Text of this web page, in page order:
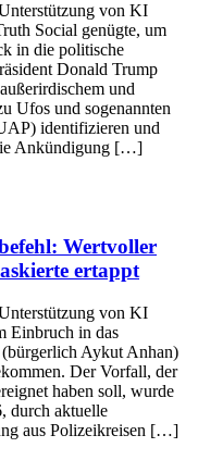
von KI
Social genügte, um
in die politische
Donald Trump
und
Ufos und sogenannten
identifizieren und
Ankündigung […]
Wertvoller
ertappt
von KI
Einbruch in das
Aykut Anhan)
Der Vorfall, der
haben soll, wurde
durch aktuelle
aus Polizeikreisen […]